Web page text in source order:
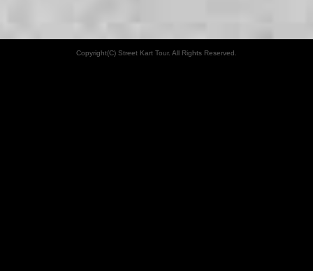
Copyright(C) Street Kart Tour. All Rights Reserved.